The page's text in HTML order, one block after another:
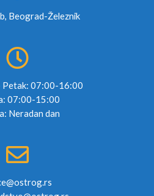
Beograd-Železnik
Petak: 07:00-16:00
07:00-15:00
Neradan dan